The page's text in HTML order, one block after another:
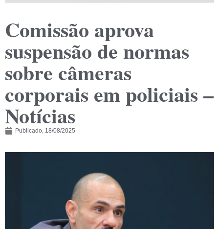
Comissão aprova
suspensão de normas
sobre câmeras
corporais em policiais –
Notícias
Publicado, 18/08/2025